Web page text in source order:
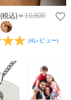
(税込)￥10,800
(4レビュー)